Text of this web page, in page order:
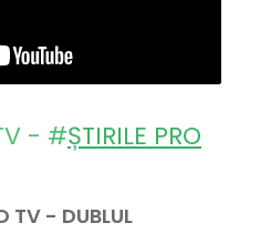
- #ȘTIRILE PRO
TV - DUBLUL